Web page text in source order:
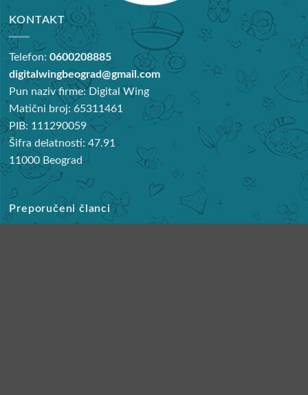
KONTAKT
Telefon:0600208885
digitalwingbeograd@gmail.com
Pun naziv firme: Digital Wing
Matični broj: 65311461
PIB: 111290059
Šifra delatnosti: 47.91
11000 Beograd
Preporučeni članci